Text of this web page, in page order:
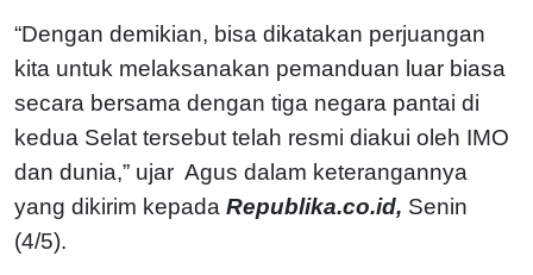
“Dengan demikian, bisa dikatakan perjuangan
kita untuk melaksanakan pemanduan luar biasa
secara bersama dengan tiga negara pantai di
kedua Selat tersebut telah resmi diakui oleh IMO
dan dunia,” ujar Agus dalam keterangannya
yang dikirim kepada Republika.co.id, Senin
(4/5).